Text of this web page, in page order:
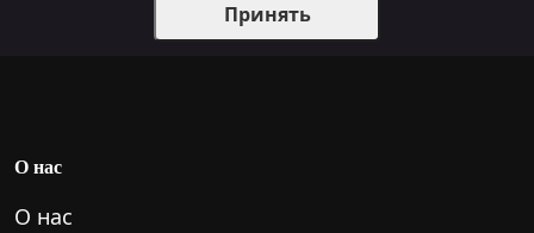
Принять
О нас
О нас